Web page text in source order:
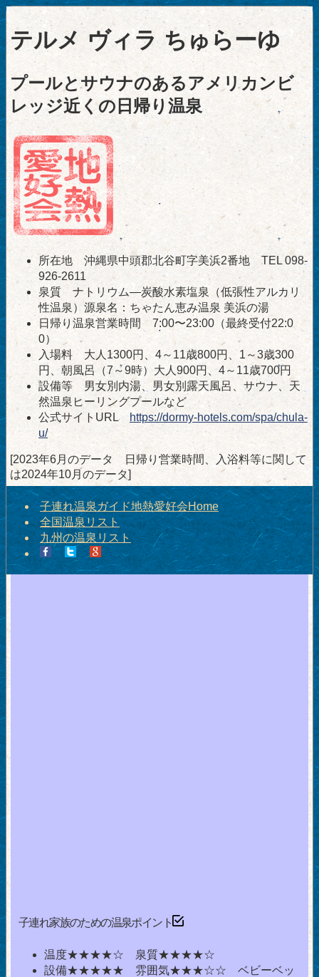
テルメ ヴィラ ちゅらーゆ
プールとサウナのあるアメリカンビ
レッジ近くの日帰り温泉
所在地 沖縄県中頭郡北谷町字美浜2番地 TEL 098-
926-2611
泉質 ナトリウム―炭酸水素塩泉（低張性アルカリ
性温泉）源泉名：ちゃたん恵み温泉 美浜の湯
日帰り温泉営業時間 7:00〜23:00（最終受付22:0
0）
入場料 大人1300円、4～11歳800円、1～3歳300
円、朝風呂（7～9時）大人900円、4～11歳700円
設備等 男女別内湯、男女別露天風呂、サウナ、天
然温泉ヒーリングプールなど
公式サイトURL https://dormy-hotels.com/spa/chula-
u/
[2023年6月のデータ 日帰り営業時間、入浴料等に関して
は2024年10月のデータ]
子連れ温泉ガイド地熱愛好会Home
全国温泉リスト
九州の温泉リスト
子連れ家族のための温泉ポイント
温度★★★★☆ 泉質★★★★☆
設備★★★★★ 雰囲気★★★☆☆ ベビーベッ